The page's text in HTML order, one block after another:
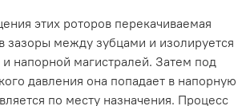
этих роторов перекачиваемая
зазоры между зубцами и изолируется
напорной магистралей. Затем под
давления она попадает в напорную
по месту назначения. Процесс